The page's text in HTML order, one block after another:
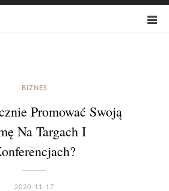
BIZNES
Promować Swoją
Na Targach I
2020-11-17